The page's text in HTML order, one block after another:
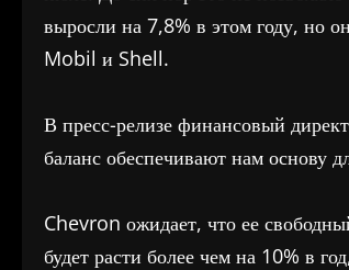
выросли на 7,8% в этом году, но
Mobil и Shell.
В пресс-релизе финансовый
баланс обеспечивают нам основу
Chevron ожидает, что ее
будет расти более чем на 10% в